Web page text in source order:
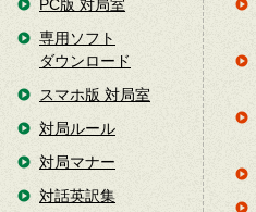
PC版 対局室
専用ソフト
ダウンロード
スマホ版 対局室
対局ルール
対局マナー
対話英訳集